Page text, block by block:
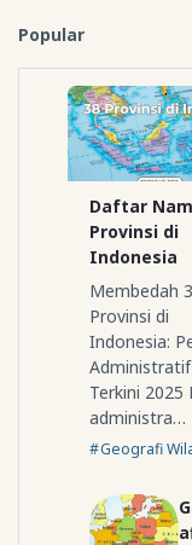
Popular
Daftar
Provinsi di
Indonesia
Membedah
Provinsi di
Indonesia:
Administratif
Terkini 2025
administra…
Geografi